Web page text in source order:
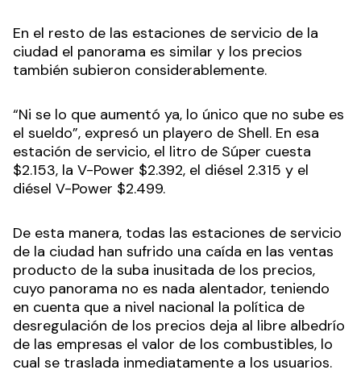
En el resto de las estaciones de servicio de la
ciudad el panorama es similar y los precios
también subieron considerablemente.
“Ni se lo que aumentó ya, lo único que no sube es
el sueldo”, expresó un playero de Shell. En esa
estación de servicio, el litro de Súper cuesta
$2.153, la V-Power $2.392, el diésel 2.315 y el
diésel V-Power $2.499.
De esta manera, todas las estaciones de servicio
de la ciudad han sufrido una caída en las ventas
producto de la suba inusitada de los precios,
cuyo panorama no es nada alentador, teniendo
en cuenta que a nivel nacional la política de
desregulación de los precios deja al libre albedrío
de las empresas el valor de los combustibles, lo
cual se traslada inmediatamente a los usuarios.